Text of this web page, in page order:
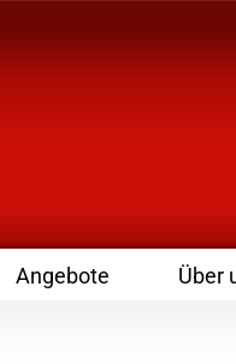
Angebote Über